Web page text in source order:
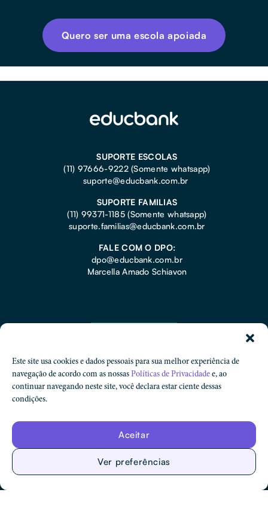
Este site usa cookies e dados pessoais para sua melhor experiência de
navegação de acordo com as nossas Políticas de Privacidade e, ao
continuar navegando neste site, você declara estar ciente dessas
condições.
Aceitar
Ver preferências
Quero ser uma escola apoiada
SUPORTE ESCOLAS
(11) 97666-9222 (Somente whatsapp)
suporte@educbank.com.br
SUPORTE FAMILIAS
(11) 99371-1185(Somente whatsapp)
suporte.familias@educbank.com.br
FALE COM O DPO:
dpo@educbank.com.br
Marcella Amado Schiavon
Código de Ética e Conduta